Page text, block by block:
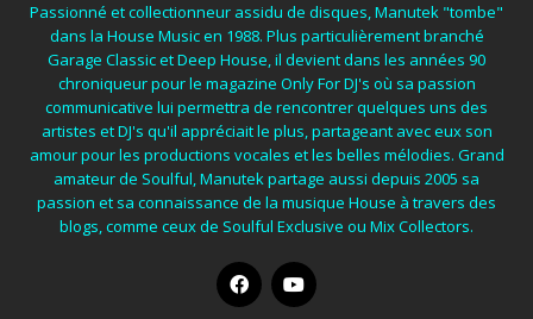
Passionné et collectionneur assidu de disques, Manutek "tombe"
dans la House Music en 1988. Plus particulièrement branché
Garage Classic et Deep House, il devient dans les années 90
chroniqueur pour le magazine Only For DJ's où sa passion
communicative lui permettra de rencontrer quelques uns des
artistes et DJ's qu'il appréciait le plus, partageant avec eux son
amour pour les productions vocales et les belles mélodies. Grand
amateur de Soulful, Manutek partage aussi depuis 2005 sa
passion et sa connaissance de la musique House à travers des
blogs, comme ceux de Soulful Exclusive ou Mix Collectors.